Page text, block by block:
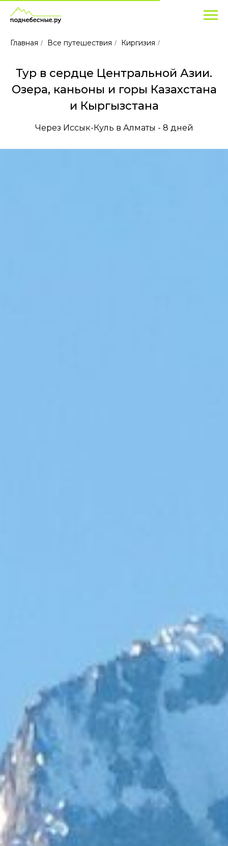
Популярные
туры
отдыха
Казахстане
Главная / Все путешествия / Киргизия /
Тур в сердце Центральной Азии.
Озера, каньоны и горы Казахстана
и Кыргызстана
Через Иссык-Куль в Алматы - 8 дней